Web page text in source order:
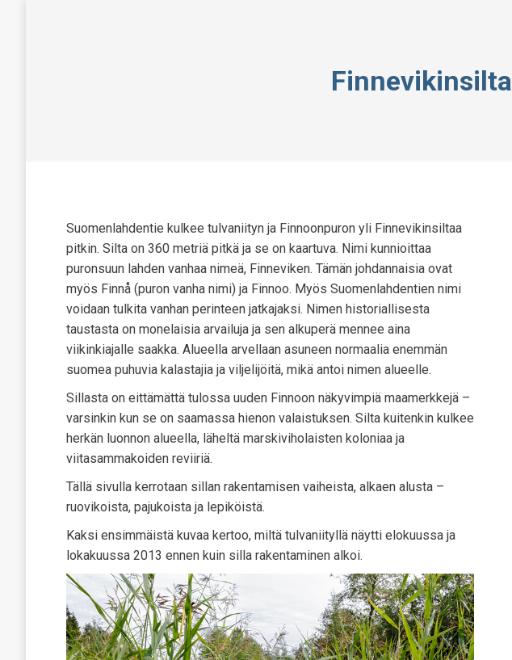
Finnevikinsilta
Suomenlahdentie kulkee tulvaniityn ja Finnoonpuron yli Finnevikinsiltaa
pitkin. Silta on 360 metriä pitkä ja se on kaartuva. Nimi kunnioittaa
puronsuun lahden vanhaa nimeä, Finneviken. Tämän johdannaisia ovat
myös Finnå (puron vanha nimi) ja Finnoo. Myös Suomenlahdentien nimi
voidaan tulkita vanhan perinteen jatkajaksi. Nimen historiallisesta
taustasta on monelaisia arvailuja ja sen alkuperä mennee aina
viikinkiajalle saakka. Alueella arvellaan asuneen normaalia enemmän
suomea puhuvia kalastajia ja viljelijöitä, mikä antoi nimen alueelle.
Sillasta on eittämättä tulossa uuden Finnoon näkyvimpiä maamerkkejä –
varsinkin kun se on saamassa hienon valaistuksen. Silta kuitenkin kulkee
herkän luonnon alueella, läheltä marskiviholaisten koloniaa ja
viitasammakoiden reviiriä.
Tällä sivulla kerrotaan sillan rakentamisen vaiheista, alkaen alusta –
ruovikoista, pajukoista ja lepiköistä.
Kaksi ensimmäistä kuvaa kertoo, miltä tulvaniityllä näytti elokuussa ja
lokakuussa 2013 ennen kuin silla rakentaminen alkoi.